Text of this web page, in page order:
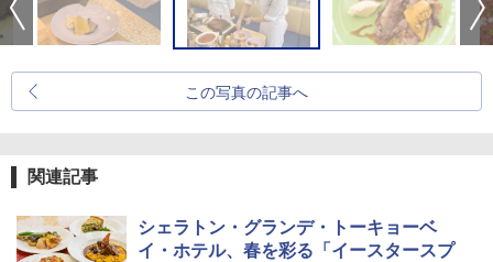
この写真の記事へ
関連記事
シェラトン・グランデ・トーキョーベ
イ・ホテル、春を彩る「イースタースプ